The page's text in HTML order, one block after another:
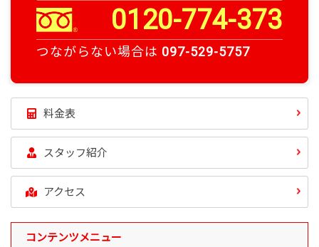
0120-774-373
つながらない場合は 097-529-5757
料金表
スタッフ紹介
アクセス
コンテンツメニュー